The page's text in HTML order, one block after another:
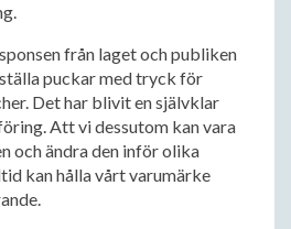
från laget och publiken
puckar med tryck för
Det har blivit en självklar
Att vi dessutom kan vara
och ändra den inför olika
kan hålla vårt varumärke